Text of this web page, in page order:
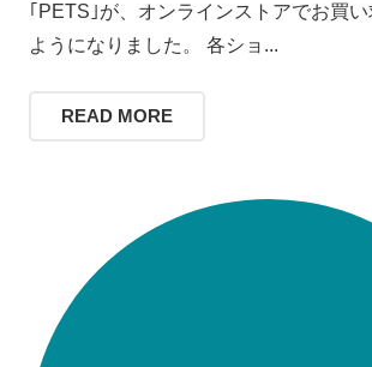
｢PETS｣が、オンラインストアでお買
ようになりました。 各ショ...
READ MORE